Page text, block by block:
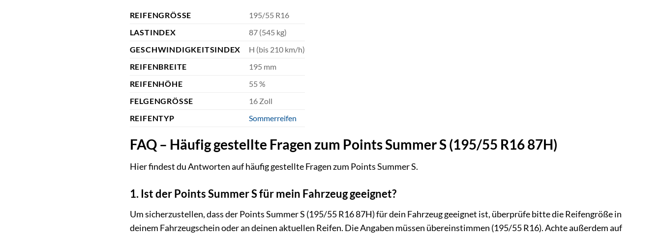
REIFENGRÖSSE
195/55 R16
LASTINDEX
87 (545 kg)
GESCHWINDIGKEITSINDEX
H (bis 210 km/h)
REIFENBREITE
195 mm
REIFENHÖHE
55 %
FELGENGRÖSSE
16 Zoll
REIFENTYP
Sommerreifen
FAQ – Häufig gestellte Fragen zum Points Summer S (195/55 R16 87H)
Hier findest du Antworten auf häufig gestellte Fragen zum Points Summer S.
1. Ist der Points Summer S für mein Fahrzeug geeignet?
Um sicherzustellen, dass der Points Summer S (195/55 R16 87H) für dein Fahrzeug geeignet ist, überprüfe bitte die Reifengröße in
deinem Fahrzeugschein oder an deinen aktuellen Reifen. Die Angaben müssen übereinstimmen (195/55 R16). Achte außerdem auf